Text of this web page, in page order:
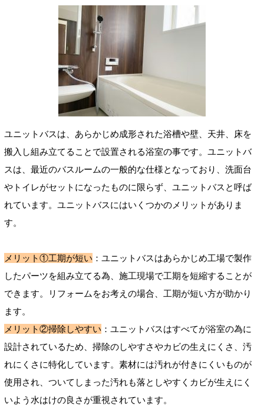
ユニットバスは、あらかじめ成形された浴槽や壁、天井、床を
搬入し組み立てることで設置される浴室の事です。ユニットバ
スは、最近のバスルームの一般的な仕様となっており、洗面台
やトイレがセットになったものに限らず、ユニットバスと呼ば
れています。ユニットバスにはいくつかのメリットがありま
す。
メリット①工期が短い ：ユニットバスはあらかじめ工場で製作
したパーツを組み立てる為、施工現場で工期を短縮することが
できます。リフォームをお考えの場合、工期が短い方が助かり
ます。
メリット②掃除しやすい ：ユニットバスはすべてが浴室の為に
設計されているため、掃除のしやすさやカビの生えにくさ、汚
れにくさに特化しています。素材には汚れが付きにくいものが
使用され、ついてしまった汚れも落としやすくカビが生えにく
いよう水はけの良さが重視されています。